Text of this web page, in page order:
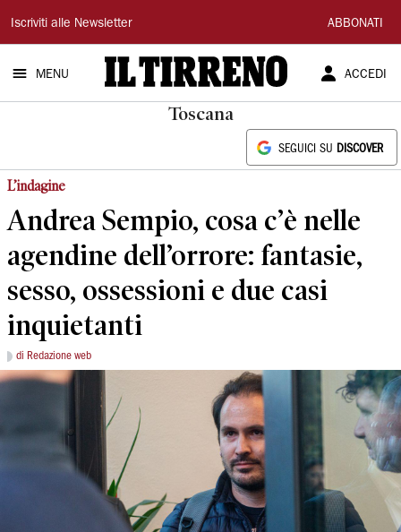
Il
Tirreno
Iscriviti alle Newsletter ABBONATI
MENU ACCEDI
Toscana
SEGUICI SU DISCOVER
L’indagine
Andrea Sempio, cosa c’è nelle
agendine dell’orrore: fantasie,
sesso, ossessioni e due casi
inquietanti
di Redazione web